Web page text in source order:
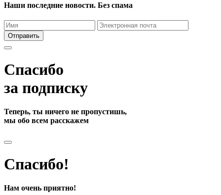
Наши последние новости. Без спама
Отправить
Спасибо
за подписку
Теперь, ты ничего не пропустишь,
мы обо всем расскажем
Спасибо!
Нам очень приятно!